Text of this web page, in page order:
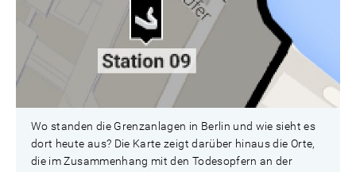
Wo standen die Grenzanlagen in Berlin und wie sieht es
dort heute aus? Die Karte zeigt darüber hinaus die Orte,
die im Zusammenhang mit den Todesopfern an der